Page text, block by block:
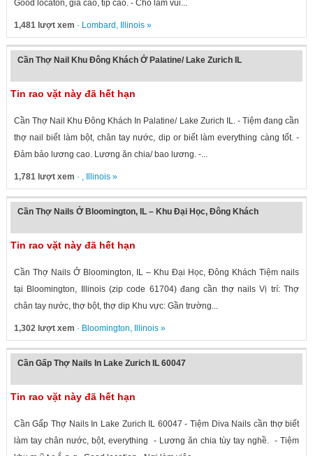
Good locaton, giá cao, tip cao. - Chỗ làm vui...
1,481 lượt xem · Lombard , Illinois»
Cần Thợ Nail Khu Đông Khách Ở Palatine/ Lake Zurich IL
Tin rao vặt này đã hết hạn
Cần Thợ Nail Khu Đông Khách In Palatine/ Lake Zurich IL. - Tiệm đang cần
thợ nail biết làm bột, chân tay nước, dip or biết làm everything càng tốt. -
Đảm bảo lương cao. Lương ăn chia/ bao lương. -...
1,781 lượt xem · , Illinois»
Cần Thợ Nails Ở Bloomington, IL – Khu Đại Học, Đông Khách
Tin rao vặt này đã hết hạn
Cần Thợ Nails Ở Bloomington, IL – Khu Đại Học, Đông Khách Tiệm nails
tại Bloomington, Illinois (zip code 61704) đang cần thợ nails Vị trí: Thợ
chân tay nước, thợ bột, thợ dip Khu vực: Gần trường...
1,302 lượt xem · Bloomington, Illinois»
Cần Gấp Thợ Nails In Lake Zurich IL 60047
Tin rao vặt này đã hết hạn
Cần Gấp Thợ Nails In Lake Zurich IL 60047 - Tiệm Diva Nails cần thợ biết
làm tay chân nước, bột, everything - Lương ăn chia tùy tay nghề. - Tiệm